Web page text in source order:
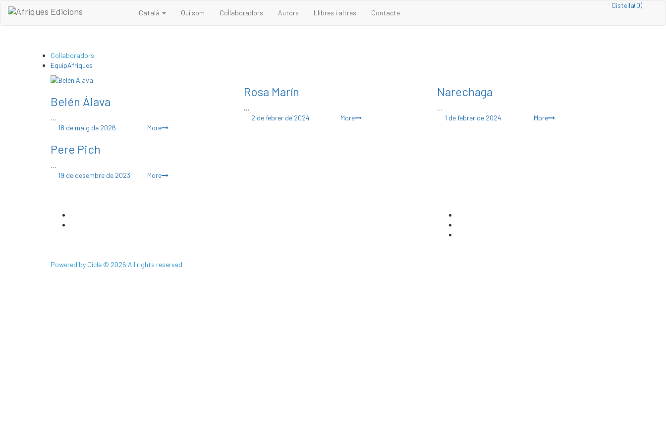
content
Català Qui som Col·laboradors Autors Llibres i altres Contacte
Cistella(0)
Col·laboradors
EquipAfriques
Belén Álava
…
Posted
18 de maig de 2026 More
Rosa Marín
…
Posted
2 de febrer de 2024 More
Narechaga
…
Posted
1 de febrer de 2024 More
Pere Pich
…
Posted
19 de desembre de 2023 More
Powered by Cicle © 2026 All rights reserved.